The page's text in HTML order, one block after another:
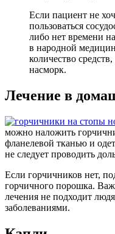
Если пациент не
пользоваться
либо нет времени
в народной
количество
насморк.
Лечение в
можно наложить
фланелевой тканью и
не следует проводить
Если горчичников нет,
горчичного порошка.
лечения не подходит
заболеваниями.